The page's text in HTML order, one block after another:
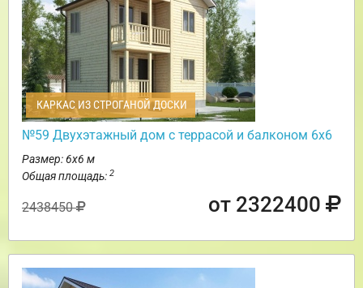
КАРКАС ИЗ СТРОГАНОЙ ДОСКИ
№59 Двухэтажный дом с террасой и балконом 6х6
Размер: 6х6 м
Общая площадь: 2
2438450 от 2322400